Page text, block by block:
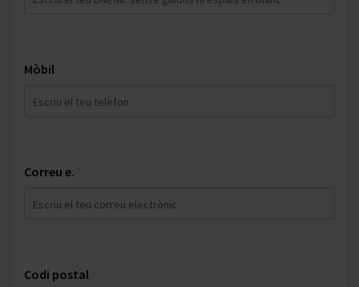
Mòbil
Correu e.
Codi postal